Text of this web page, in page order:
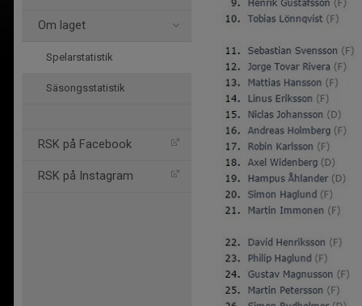
Om laget
Spelarstatistik
Säsongsstatistik
RSK på Facebook
RSK på Instagram